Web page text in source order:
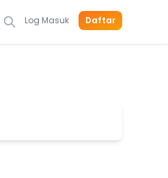
Log Masuk Daftar